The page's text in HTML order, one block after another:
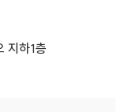
지하1층